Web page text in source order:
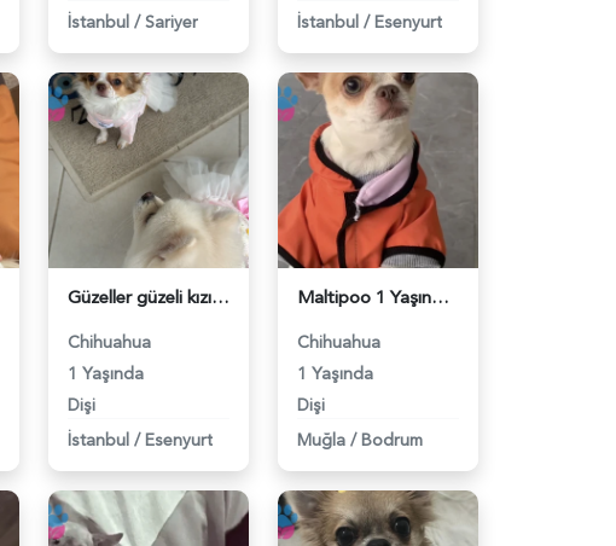
İstanbul / Sariyer
İstanbul / Esenyurt
Güzeller güzeli kızıma eş arıyorum - 118983653
Chihuahua
1 Yaşında
Dişi
İstanbul / Esenyurt
Maltipoo 1 Yaşında Köpeğim Eş Arıyor - 118983632
Chihuahua
1 Yaşında
Dişi
Muğla / Bodrum